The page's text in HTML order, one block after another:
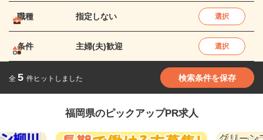
職種 指定しない 選択
条件 主婦(夫)歓迎 選択
全 5 件ヒットしました 検索条件を保存
福岡県のピックアップPR求人